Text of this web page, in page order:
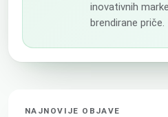
inovativnih
brendirane priče.
NAJNOVIJE OBJAVE